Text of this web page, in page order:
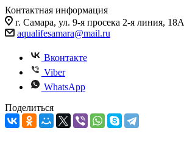
Контактная информация
г. Самара, ул. 9-я просека 2-я линия, 18А
aqualifesamara@mail.ru
Вконтакте
Viber
WhatsApp
Поделиться